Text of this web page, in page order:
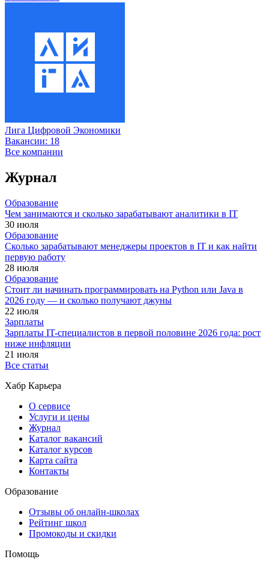
Лига Цифровой Экономики
Вакансии: 18
Все компании
Журнал
Образование
Чем занимаются и сколько зарабатывают аналитики в IT
30 июля
Образование
Сколько зарабатывают менеджеры проектов в IT и как найти
первую работу
28 июля
Образование
Стоит ли начинать программировать на Python или Java в
2026 году — и сколько получают джуны
22 июля
Зарплаты
Зарплаты IT-специалистов в первой половине 2026 года: рост
ниже инфляции
21 июля
Все статьи
Хабр Карьера
О сервисе
Услуги и цены
Журнал
Каталог вакансий
Каталог курсов
Карта сайта
Контакты
Образование
Отзывы об онлайн-школах
Рейтинг школ
Промокоды и скидки
Помощь